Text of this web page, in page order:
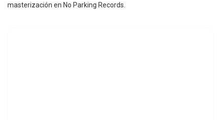
masterización en No Parking Records.